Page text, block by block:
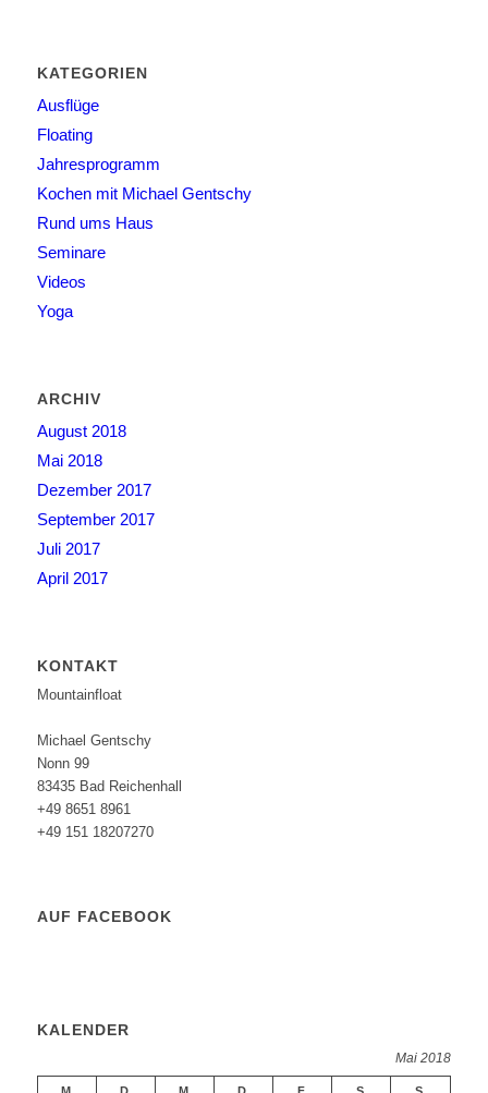
KATEGORIEN
Ausflüge
Floating
Jahresprogramm
Kochen mit Michael Gentschy
Rund ums Haus
Seminare
Videos
Yoga
ARCHIV
August 2018
Mai 2018
Dezember 2017
September 2017
Juli 2017
April 2017
KONTAKT
Mountainfloat
Michael Gentschy
Nonn 99
83435 Bad Reichenhall
+49 8651 8961
+49 151 18207270
AUF FACEBOOK
KALENDER
Mai 2018